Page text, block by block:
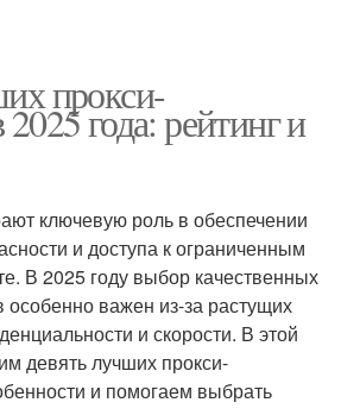
прокси-
года: рейтинг и
ключевую роль в обеспечении
и доступа к ограниченным
В 2025 году выбор качественных
особенно важен из-за растущих
и скорости. В этой
девять лучших прокси-
и помогаем выбрать